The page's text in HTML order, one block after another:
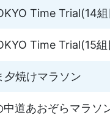
Time Trial(14
Time Trial(15
焼けマラソン
道あおぞらマラソ